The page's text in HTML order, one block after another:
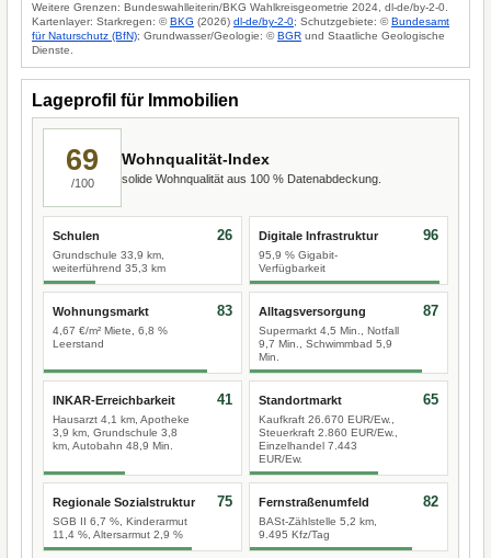
Weitere Grenzen: Bundeswahlleiterin/BKG Wahlkreisgeometrie 2024, dl-de/by-2-0.
Kartenlayer: Starkregen: ©BKG (2026) dl-de/by-2-0; Schutzgebiete: ©Bundesamt
für Naturschutz (BfN); Grundwasser/Geologie: ©BGR und Staatliche Geologische
Dienste.
Lageprofil für Immobilien
69
/100
Wohnqualität-Index
solide Wohnqualität aus 100 % Datenabdeckung.
Schulen
Grundschule 33,9 km,
weiterführend 35,3 km
26 Digitale Infrastruktur
95,9 % Gigabit-
Verfügbarkeit
96
Wohnungsmarkt
4,67 €/m² Miete, 6,8 %
Leerstand
83 Alltagsversorgung
Supermarkt 4,5 Min., Notfall
9,7 Min., Schwimmbad 5,9
Min.
87
INKAR-Erreichbarkeit
Hausarzt 4,1 km, Apotheke
3,9 km, Grundschule 3,8
km, Autobahn 48,9 Min.
41 Standortmarkt
Kaufkraft 26.670 EUR/Ew.,
Steuerkraft 2.860 EUR/Ew.,
Einzelhandel 7.443
EUR/Ew.
65
Regionale Sozialstruktur
SGB II 6,7 %, Kinderarmut
11,4 %, Altersarmut 2,9 %
75 Fernstraßenumfeld
BASt-Zählstelle 5,2 km,
9.495 Kfz/Tag
82